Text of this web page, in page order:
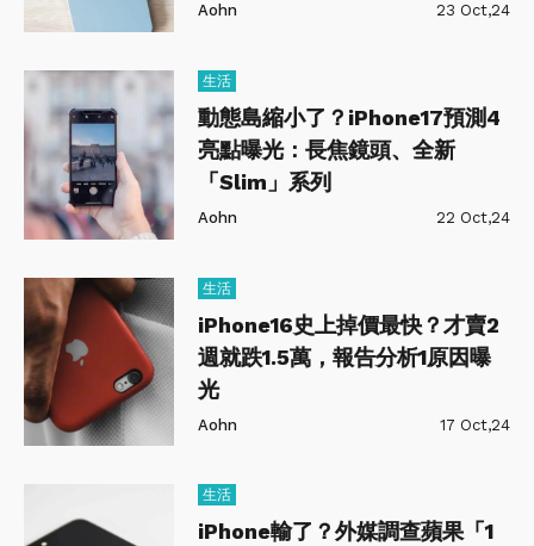
Aohn 23 Oct,24
生活
動態島縮小了？iPhone17預測4
亮點曝光：長焦鏡頭、全新
「Slim」系列
Aohn 22 Oct,24
生活
iPhone16史上掉價最快？才賣2
週就跌1.5萬，報告分析1原因曝
光
Aohn 17 Oct,24
生活
iPhone輸了？外媒調查蘋果「1